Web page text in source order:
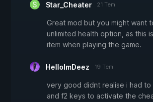
Star_Cheater 21 Tem
Great mod but you might want
unlimited health option, as this
item when playing the game.
HelloImDeez 19 Tem
very good didnt realise i had to
and f2 keys to activate the